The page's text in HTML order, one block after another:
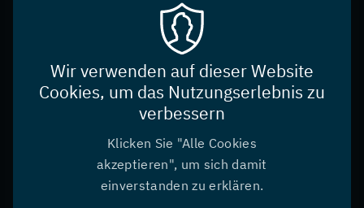
Wir verwenden auf dieser Website
Cookies, um das Nutzungserlebnis zu
verbessern
Klicken Sie "Alle Cookies
akzeptieren", um sich damit
einverstanden zu erklären.